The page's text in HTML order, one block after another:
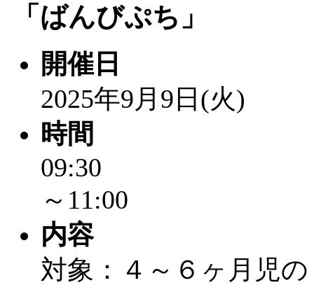
「赤ちゃん子育て講
付期間：2026/08/10～
「赤ちゃん子育て講
付期間：2026/08/10～
「まだまだ暑い！コ
レクリエーション
ットせよ！
「ばんびぷち」
開催日
2025年9月9日(火)
時間
09:30
～11:00
内容
対象：４～６ヶ月児の